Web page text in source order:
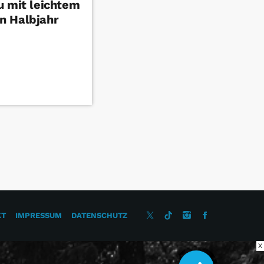
mit leichtem
Halbjahr
IMPRESSUM DATENSCHUTZ
X